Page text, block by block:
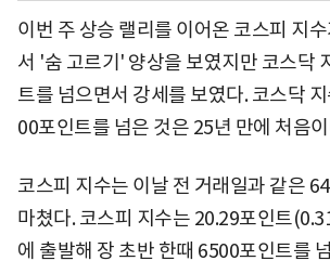
이번 주 상승 랠리를 이어온 코스피 지
서 '숨 고르기' 양상을 보였지만 코스닥
트를 넘으면서 강세를 보였다. 코스닥
00포인트를 넘은 것은 25년 만에 처음
코스피 지수는 이날 전 거래일과 같은
마쳤다. 코스피 지수는 20.29포인트
에 출발해 장 초반 한때 6500포인트를